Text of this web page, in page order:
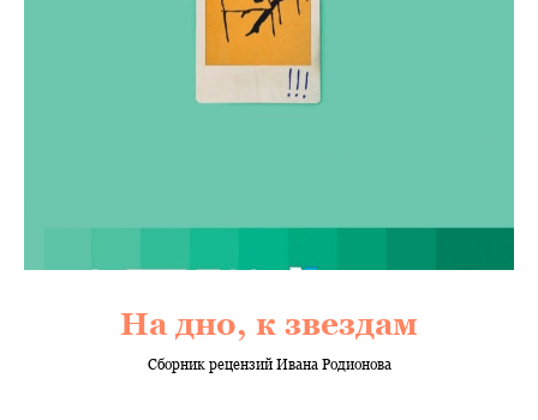
На дно, к звездам
Сборник рецензий Ивана Родионова